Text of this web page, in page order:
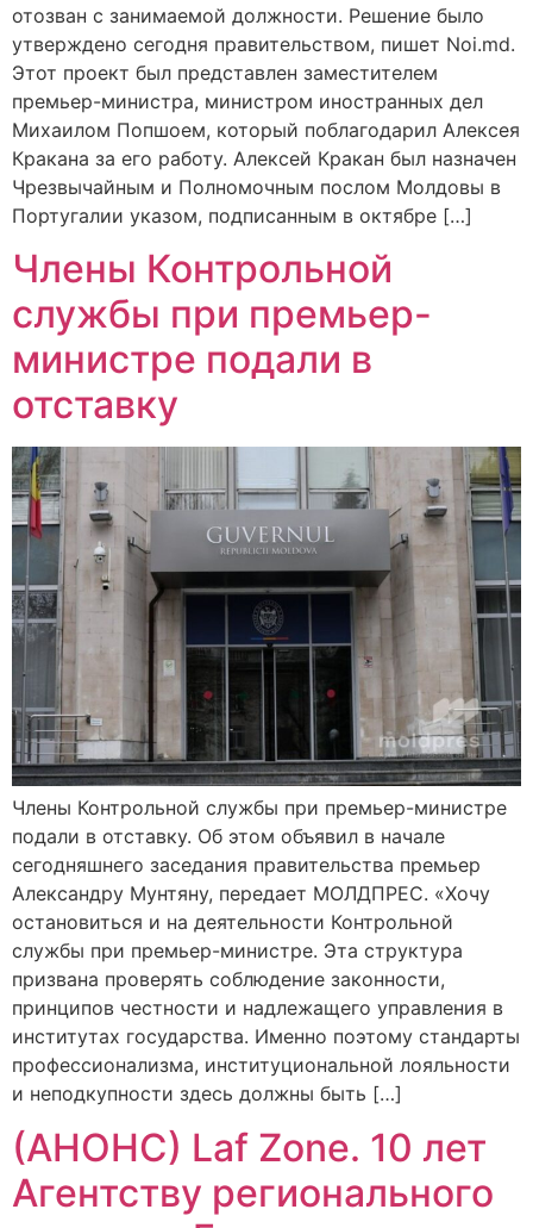
отозван с занимаемой должности. Решение было
утверждено сегодня правительством, пишет Noi.md.
Этот проект был представлен заместителем
премьер-министра, министром иностранных дел
Михаилом Попшоем, который поблагодарил Алексея
Кракана за его работу. Алексей Кракан был назначен
Чрезвычайным и Полномочным послом Молдовы в
Португалии указом, подписанным в октябре […]
Члены Контрольной
службы при премьер-
министре подали в
отставку
Члены Контрольной службы при премьер-министре
подали в отставку. Об этом объявил в начале
сегодняшнего заседания правительства премьер
Александру Мунтяну, передает МОЛДПРЕС. «Хочу
остановиться и на деятельности Контрольной
службы при премьер-министре. Эта структура
призвана проверять соблюдение законности,
принципов честности и надлежащего управления в
институтах государства. Именно поэтому стандарты
профессионализма, институциональной лояльности
и неподкупности здесь должны быть […]
(АНОНС) Laf Zone. 10 лет
Агентству регионального